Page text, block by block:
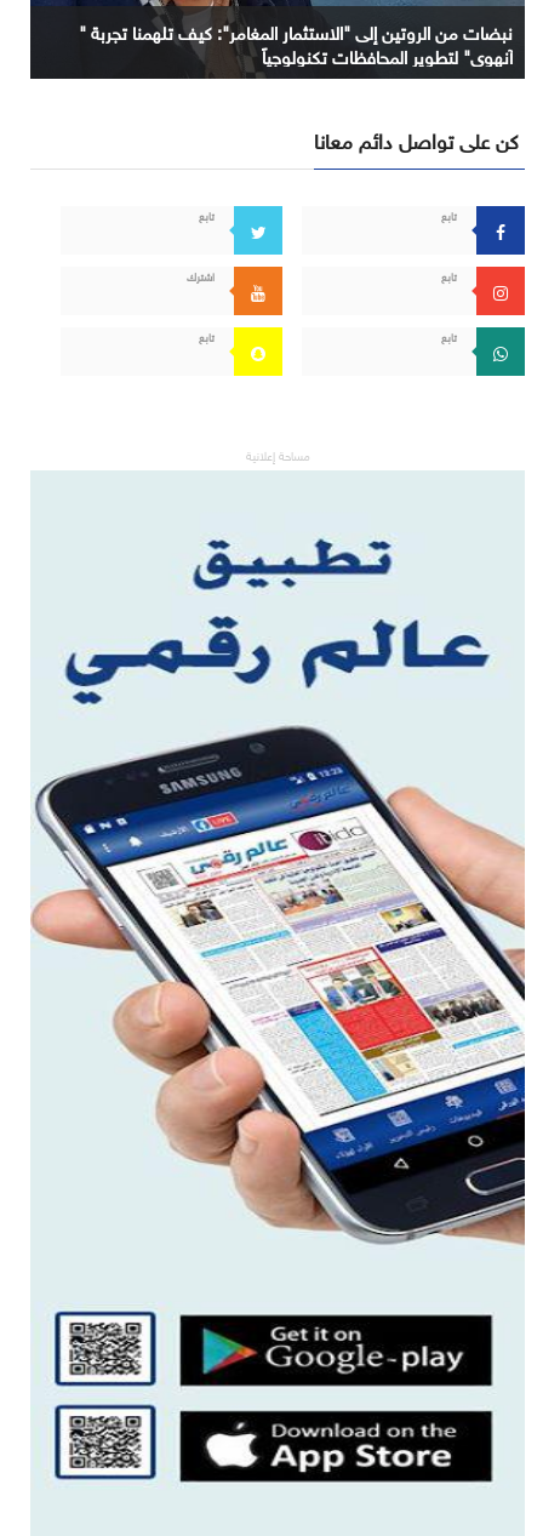
نبضات من الروتين إلى "الاستثمار المغامر": كيف تلهمنا تجربة "
آنهوي" لتطوير المحافظات تكنولوجياً
كن على تواصل دائم معانا
تابع تابع
تابع اشترك
تابع تابع
مساحة إعلانية